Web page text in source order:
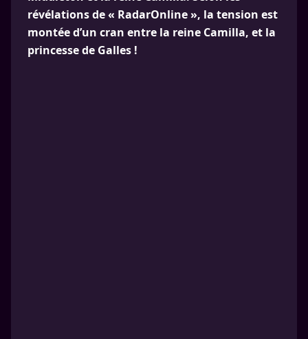
révélations de « RadarOnline », la tension est
montée d’un cran entre la reine Camilla, et la
princesse de Galles !